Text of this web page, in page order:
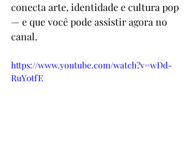
conecta arte, identidade e cultura pop
— e que você pode assistir agora no
canal.
https://www.youtube.com/watch?v=wDd-
RuY0tfE